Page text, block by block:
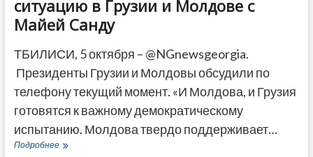
ситуацию в Грузии и Молдове с
Майей Санду
ТБИЛИСИ, 5 октября – @NGnewsgeorgia.
Президенты Грузии и Молдовы обсудили по
телефону текущий момент. «И Молдова, и Грузия
готовятся к важному демократическому
испытанию. Молдова твердо поддерживает…
ПодробнееСаломе